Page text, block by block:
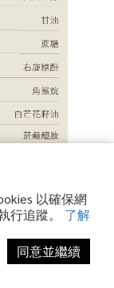
以確保網
行追蹤。 了解
同意並繼續